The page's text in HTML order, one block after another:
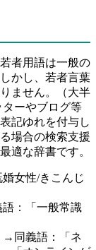
者用語は一般の
かし、若者言葉
ません。（大半
ーやブログ等
記ゆれを付与し
場合の検索支援
適な辞書です。
女性/きこんじ
：「一般常識
→同義語：「ネ